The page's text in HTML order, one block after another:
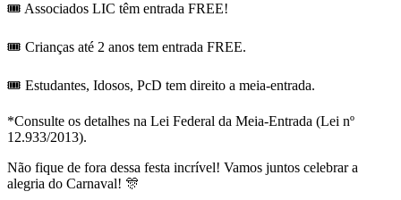
🎟️ Associados LIC têm entrada FREE!
🎟️ Crianças até 2 anos tem entrada FREE.
🎟️ Estudantes, Idosos, PcD tem direito a meia-entrada.
*Consulte os detalhes na Lei Federal da Meia-Entrada (Lei nº
12.933/2013).
Não fique de fora dessa festa incrível! Vamos juntos celebrar a
alegria do Carnaval! 🎊